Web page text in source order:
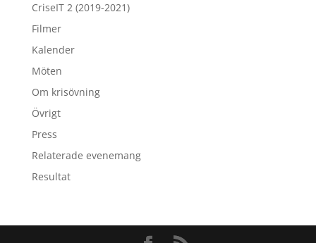
CriseIT 2 (2019-2021)
Filmer
Kalender
Möten
Om krisövning
Övrigt
Press
Relaterade evenemang
Resultat